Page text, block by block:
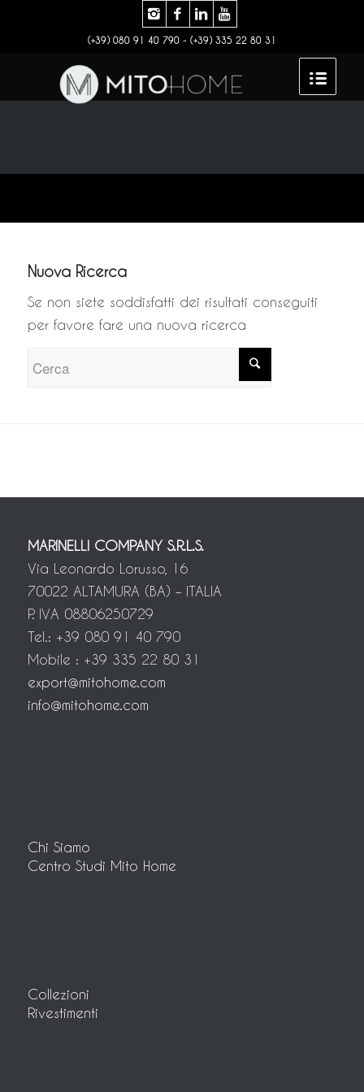
(+39) 080 91 40 790 - (+39) 335 22 80 31
Nuova Ricerca
Se non siete soddisfatti dei risultati conseguiti
per favore fare una nuova ricerca
MARINELLI COMPANY S.R.L.S.
Via Leonardo Lorusso, 16
70022 ALTAMURA (BA) – ITALIA
P. IVA 08806250729
Tel.: +39 080 91 40 790
Mobile : +39 335 22 80 31
export@mitohome.com
info@mitohome.com
Chi Siamo
Centro Studi Mito Home
Collezioni
Rivestimenti